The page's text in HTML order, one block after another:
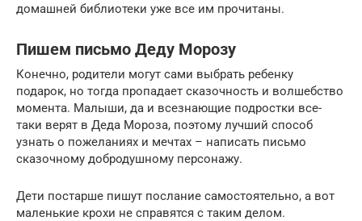
домашней библиотеки уже все им прочитаны.
Пишем письмо Деду Морозу
Конечно, родители могут сами выбрать ребенку
подарок, но тогда пропадает сказочность и волшебство
момента. Малыши, да и всезнающие подростки все-
таки верят в Деда Мороза, поэтому лучший способ
узнать о пожеланиях и мечтах – написать письмо
сказочному добродушному персонажу.
Дети постарше пишут послание самостоятельно, а вот
маленькие крохи не справятся с таким делом.